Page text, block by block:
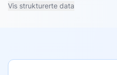
Vis strukturerte data